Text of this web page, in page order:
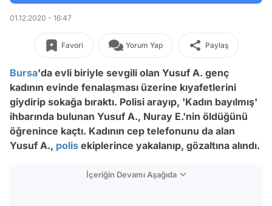
01.12.2020 - 16:47
Favori Yorum Yap Paylaş
Bursa'da evli biriyle sevgili olan Yusuf A. genç
kadının evinde fenalaşması üzerine kıyafetlerini
giydirip sokağa bıraktı. Polisi arayıp, 'Kadın bayılmış'
ihbarında bulunan Yusuf A., Nuray E.'nin öldüğünü
öğrenince kaçtı. Kadının cep telefonunu da alan
Yusuf A., polis ekiplerince yakalanıp, gözaltına alındı.
İçeriğin Devamı Aşağıda